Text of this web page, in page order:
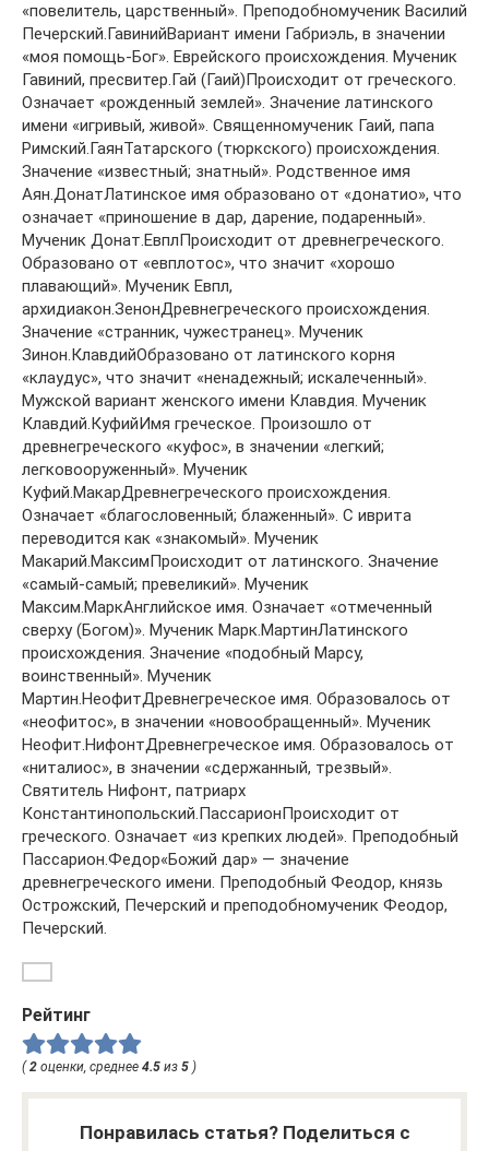
«повелитель, царственный». Преподобномученик Василий
Печерский.ГавинийВариант имени Габриэль, в значении
«моя помощь-Бог». Еврейского происхождения. Мученик
Гавиний, пресвитер.Гай (Гаий)Происходит от греческого.
Означает «рожденный землей». Значение латинского
имени «игривый, живой». Священномученик Гаий, папа
Римский.ГаянТатарского (тюркского) происхождения.
Значение «известный; знатный». Родственное имя
Аян.ДонатЛатинское имя образовано от «донатио», что
означает «приношение в дар, дарение, подаренный».
Мученик Донат.ЕвплПроисходит от древнегреческого.
Образовано от «евплотос», что значит «хорошо
плавающий». Мученик Евпл,
архидиакон.ЗенонДревнегреческого происхождения.
Значение «странник, чужестранец». Мученик
Зинон.КлавдийОбразовано от латинского корня
«клаудус», что значит «ненадежный; искалеченный».
Мужской вариант женского имени Клавдия. Мученик
Клавдий.КуфийИмя греческое. Произошло от
древнегреческого «куфос», в значении «легкий;
легковооруженный». Мученик
Куфий.МакарДревнегреческого происхождения.
Означает «благословенный; блаженный». С иврита
переводится как «знакомый». Мученик
Макарий.МаксимПроисходит от латинского. Значение
«самый-самый; превеликий». Мученик
Максим.МаркАнглийское имя. Означает «отмеченный
сверху (Богом)». Мученик Марк.МартинЛатинского
происхождения. Значение «подобный Марсу,
воинственный». Мученик
Мартин.НеофитДревнегреческое имя. Образовалось от
«неофитос», в значении «новообращенный». Мученик
Неофит.НифонтДревнегреческое имя. Образовалось от
«ниталиос», в значении «сдержанный, трезвый».
Святитель Нифонт, патриарх
Константинопольский.ПассарионПроисходит от
греческого. Означает «из крепких людей». Преподобный
Пассарион.Федор«Божий дар» — значение
древнегреческого имени. Преподобный Феодор, князь
Острожский, Печерский и преподобномученик Феодор,
Печерский.
Рейтинг
(2 оценки, среднее 4.5 из 5 )
Понравилась статья? Поделиться с